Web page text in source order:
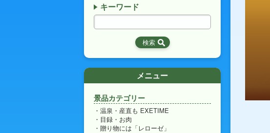
キーワード
メニュー
景品カテゴリー
温泉・産直も EXETIME
目録・お肉
贈り物には「レローゼ」